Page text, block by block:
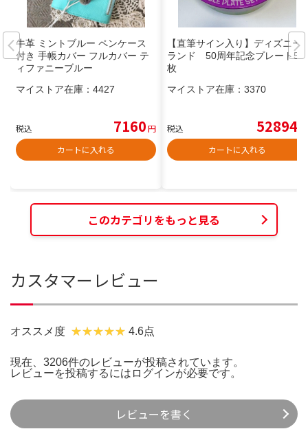
牛革 ミントブルー ペンケース
付き 手帳カバー フルカバー テ
ィファニーブルー
マイストア在庫： 4427
税込 7160円
カートに入れる
【直筆サイン入り】ディズニー
ランド 50周年記念プレート5
枚
マイストア在庫： 3370
税込 52894
カートに入れる
このカテゴリをもっと見る
カスタマーレビュー
オススメ度 4.6点
現在、3206件のレビューが投稿されています。
レビューを投稿するには ログインが必要です。
レビューを書く